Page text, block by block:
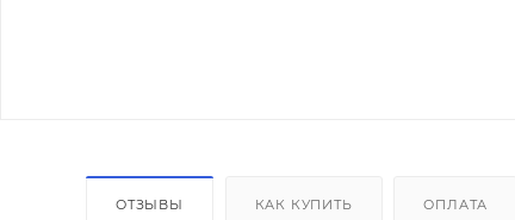
ОТЗЫВЫ КАК КУПИТЬ ОПЛАТА